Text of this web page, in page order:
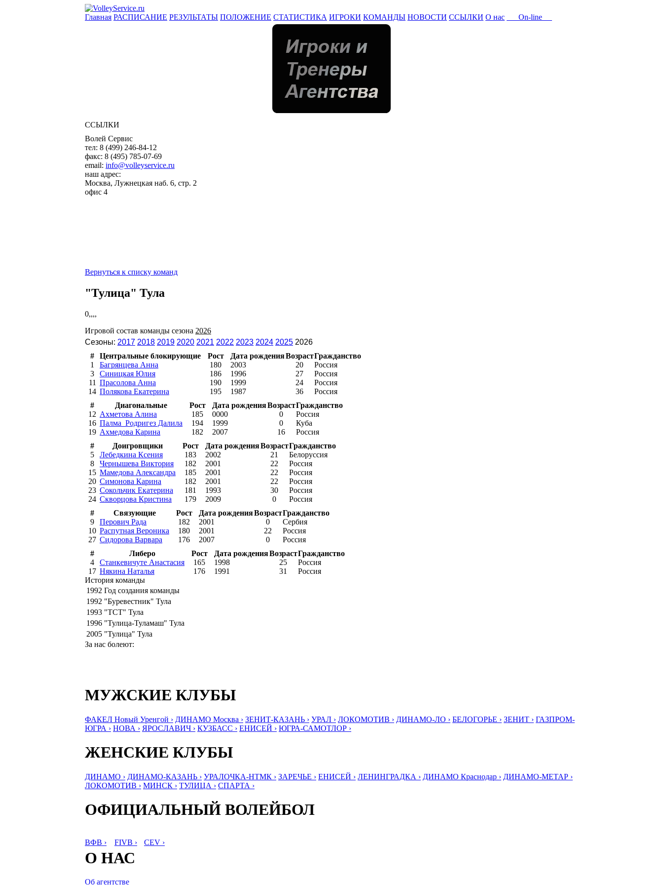
Главная РАСПИСАНИЕ РЕЗУЛЬТАТЫ ПОЛОЖЕНИЕ СТАТИСТИКА ИГРОКИ КОМАНДЫ НОВОСТИ ССЫЛКИ О нас On-line
ССЫЛКИ
Волей Сервис
тел: 8 (499) 246-84-12
факс: 8 (495) 785-07-69
email: info@volleyservice.ru
наш адрес:
Москва, Лужнецкая наб. 6, стр. 2
офис 4
Вернуться к списку команд
"Тулица" Тула
0,,,,
Игровой состав команды сезона 2026
Сезоны: 2017 2018 2019 2020 2021 2022 2023 2024 2025 2026
#
Центральные блокирующие Рост Дата рожденияВозрастГражданство
1
Багрянцева Анна 180 2003 20
Россия
3
Синицкая Юлия 186 1996 27
Россия
11 Прасолова Анна 190 1999 24
Россия
14 Полякова Екатерина 195 1987 36
Россия
#
Диагональные Рост Дата рожденияВозрастГражданство
12 Ахметова Алина 185 0000 0
Россия
16 Палма_Родригез Далила 194 1999 0
Куба
19 Ахмедова Карина 182 2007 16
Россия
#
Доигровщики Рост Дата рожденияВозрастГражданство
5
Лебедкина Ксения 183 2002 21
Белоруссия
8
Чернышева Виктория 182 2001 22
Россия
15 Мамедова Александра 185 2001 22
Россия
20 Симонова Карина 182 2001 22
Россия
23 Сокольчик Екатерина 181 1993 30
Россия
24 Скворцова Кристина 179 2009 0
Россия
#
Связующие Рост Дата рожденияВозрастГражданство
9
Перович Рада 182 2001 0
Сербия
10 Распутная Вероника 180 2001 22
Россия
27 Сидорова Варвара 176 2007 0
Россия
#
Либеро Рост Дата рожденияВозрастГражданство
4
Станкевичуте Анастасия 165 1998 25
Россия
17 Някина Наталья 176 1991 31
Россия
История команды
1992 Год создания команды
1992 "Буревестник" Тула
1993 "ТСТ" Тула
1996 "Тулица-Туламаш" Тула
2005 "Тулица" Тула
За нас болеют:
МУЖСКИЕ КЛУБЫ
ФАКЕЛ Новый Уренгой › ДИНАМО Москва › ЗЕНИТ-КАЗАНЬ › УРАЛ › ЛОКОМОТИВ › ДИНАМО-ЛО › БЕЛОГОРЬЕ › ЗЕНИТ › ГАЗПРОМ-
ЮГРА › НОВА › ЯРОСЛАВИЧ › КУЗБАСС › ЕНИСЕЙ › ЮГРА-САМОТЛОР ›
ЖЕНСКИЕ КЛУБЫ
ДИНАМО › ДИНАМО-КАЗАНЬ › УРАЛОЧКА-НТМК › ЗАРЕЧЬЕ › ЕНИСЕЙ › ЛЕНИНГРАДКА › ДИНАМО Краснодар › ДИНАМО-МЕТАР ›
ЛОКОМОТИВ › МИНСК › ТУЛИЦА › СПАРТА ›
ОФИЦИАЛЬНЫЙ ВОЛЕЙБОЛ
ВФВ › FIVB › CEV ›
О НАС
Об агентстве